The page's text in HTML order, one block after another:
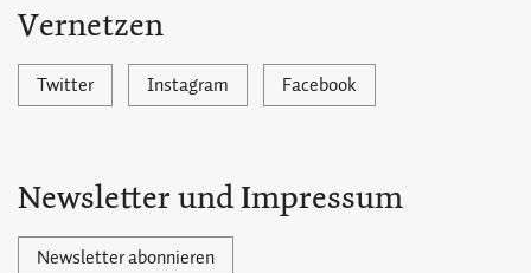
Vernetzen
Twitter Instagram Facebook
Newsletter und Impressum
Newsletter abonnieren